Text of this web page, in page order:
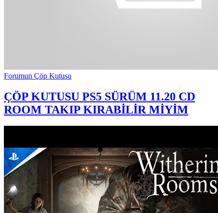
Forumun Çöp Kutusu
ÇÖP KUTUSU PS5 SÜRÜM 11.20 CD
ROOM TAKIP KIRABİLİR MİYİM